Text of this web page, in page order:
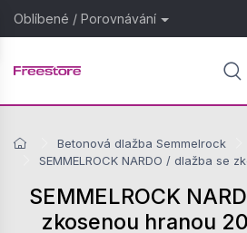
Oblíbené / Porovnávání
Betonová dlažba Semmelrock
SEMMELROCK NARDO / dlažba
SEMMELROCK
zkosenou hranou